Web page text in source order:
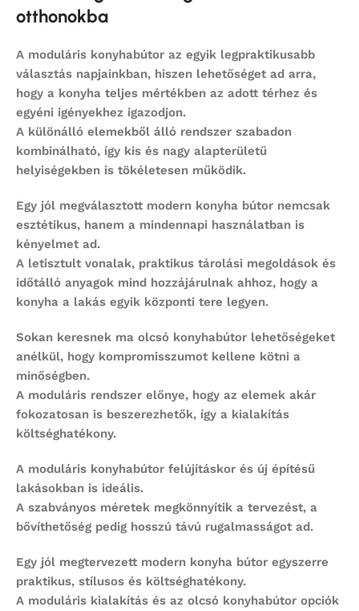
otthonokba
A moduláris konyhabútor az egyik legpraktikusabb
választás napjainkban, hiszen lehetőséget ad arra,
hogy a konyha teljes mértékben az adott térhez és
egyéni igényekhez igazodjon.
A különálló elemekből álló rendszer szabadon
kombinálható, így kis és nagy alapterületű
helyiségekben is tökéletesen működik.
Egy jól megválasztott modern konyha bútor nemcsak
esztétikus, hanem a mindennapi használatban is
kényelmet ad.
A letisztult vonalak, praktikus tárolási megoldások és
időtálló anyagok mind hozzájárulnak ahhoz, hogy a
konyha a lakás egyik központi tere legyen.
Sokan keresnek ma olcsó konyhabútor lehetőségeket
anélkül, hogy kompromisszumot kellene kötni a
minőségben.
A moduláris rendszer előnye, hogy az elemek akár
fokozatosan is beszerezhetők, így a kialakítás
költséghatékony.
A moduláris konyhabútor felújításkor és új építésű
lakásokban is ideális.
A szabványos méretek megkönnyítik a tervezést, a
bővíthetőség pedig hosszú távú rugalmasságot ad.
Egy jól megtervezett modern konyha bútor egyszerre
praktikus, stílusos és költséghatékony.
A moduláris kialakítás és az olcsó konyhabútor opciók